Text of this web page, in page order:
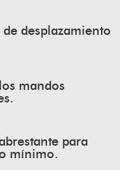
desplazamiento
mandos
para
mínimo.